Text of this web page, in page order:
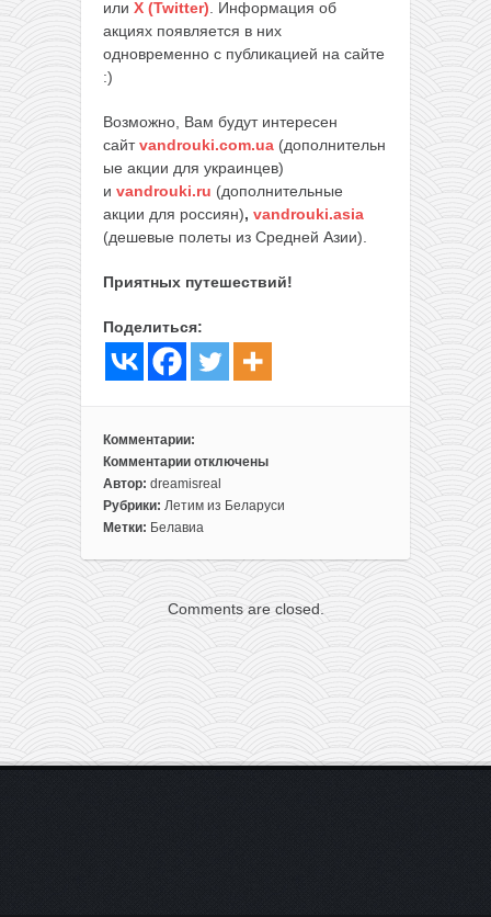
или X (Twitter). Информация об
акциях появляется в них
одновременно с публикацией на сайте
:)
Возможно, Вам будут интересен
сайтvandrouki.com.ua (дополнительн
ые акции для украинцев)
и vandrouki.ru (дополнительные
акции для россиян), vandrouki.asia
(дешевые полеты из Средней Азии).
Приятных путешествий!
Поделиться:
Комментарии:
Комментарии
к
записи
Белавиа:
на
полеты
Индию,
Китай
не
только
отключены
Автор: dreamisreal
Рубрики: Летим из Беларуси
Метки: Белавиа
Comments are closed.